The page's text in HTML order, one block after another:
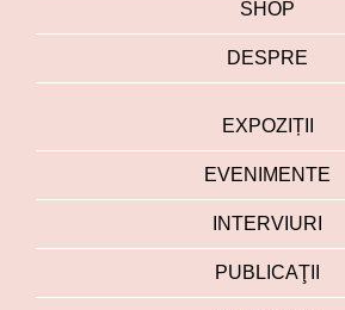
SHOP
DESPRE
EXPOZIȚII
EVENIMENTE
INTERVIURI
PUBLICAŢII